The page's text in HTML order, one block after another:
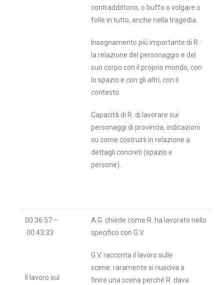
contraddittorio, o buffo o volgare o
folle in tutto, anche nella tragedia.
Insegnamento più importante di R.:
la relazione del personaggio e del
suo corpo con il proprio mondo, con
lo spazio e con gli altri, con il
contesto.
Capacità di R. di lavorare sui
personaggi di provincia, indicazioni
su come costruirli in relazione a
dettagli concreti (spazio e
persone).
00:36:57 –
00:43:33
Il lavoro sul
A.G. chiede come R. ha lavorato nello
specifico con G.V.
G.V. racconta il lavoro sulle
scene: raramente si riusciva a
finire una scena perché R. dava